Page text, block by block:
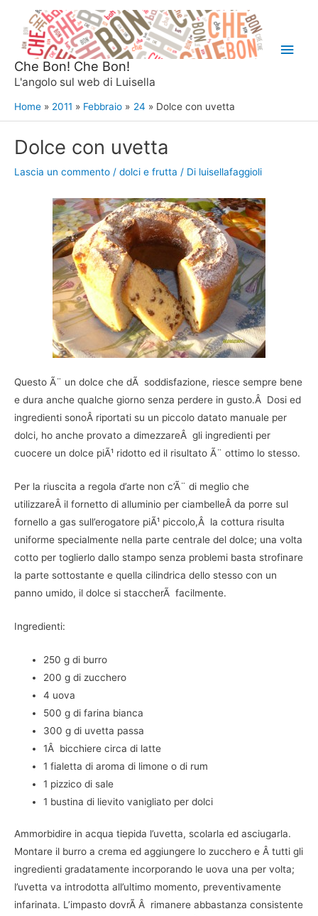
contenuto
Che Bon! Che Bon!
L'angolo sul web di Luisella
Home 2011 Febbraio 24 Dolce con uvetta
Dolce con uvetta
Lascia un commento / dolci e frutta / Di luisellafaggioli
Questo Ã¨ un dolce che dÃ soddisfazione, riesce sempre bene
e dura anche qualche giorno senza perdere in gusto.Â Dosi ed
ingredienti sonoÂ riportati su un piccolo datato manuale per
dolci, ho anche provato a dimezzareÂ gli ingredienti per
cuocere un dolce piÃ¹ ridotto ed il risultato Ã¨ ottimo lo stesso.
Per la riuscita a regola d’arte non c’Ã¨ di meglio che
utilizzareÂ il fornetto di alluminio per ciambelleÂ da porre sul
fornello a gas sull’erogatore piÃ¹ piccolo,Â la cottura risulta
uniforme specialmente nella parte centrale del dolce; una volta
cotto per toglierlo dallo stampo senza problemi basta strofinare
la parte sottostante e quella cilindrica dello stesso con un
panno umido, il dolce si staccherÃ facilmente.
Ingredienti:
250 g di burro
200 g di zucchero
4 uova
500 g di farina bianca
300 g di uvetta passa
1Â bicchiere circa di latte
1 fialetta di aroma di limone o di rum
1 pizzico di sale
1 bustina di lievito vanigliato per dolci
Ammorbidire in acqua tiepida l’uvetta, scolarla ed asciugarla.
Montare il burro a crema ed aggiungere lo zucchero e Â tutti gli
ingredienti gradatamente incorporando le uova una per volta;
l’uvetta va introdotta all’ultimo momento, preventivamente
infarinata. L’impasto dovrÃ Â rimanere abbastanza consistente